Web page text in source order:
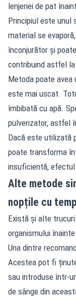
lenjeriei de pat
Principiul este unul
material se
înconjurător și
contribuind astfel
Metoda poate
este mai uscat.
îmbibată cu apă.
pulverizator, astfel
Dacă este utilizată
poate transforma
insuficientă,
Alte metode
nopțile cu
Există și alte
organismului
Una dintre
Acestea pot fi
sau introduse într-
de sânge din